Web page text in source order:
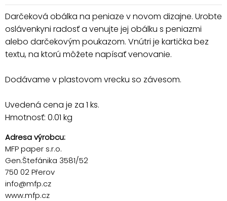
Darčeková obálka na peniaze v novom dizajne. Urobte
oslávenkyni radosť a venujte jej obálku s peniazmi
alebo darčekovým poukazom. Vnútri je kartička bez
textu, na ktorú môžete napísať venovanie.
Dodávame v plastovom vrecku so závesom.
Uvedená cena je za 1 ks.
Hmotnosť: 0.01 kg
Adresa výrobcu:
MFP paper s.r.o.
Gen.Štefánika 3581/52
750 02 Přerov
info@mfp.cz
www.mfp.cz